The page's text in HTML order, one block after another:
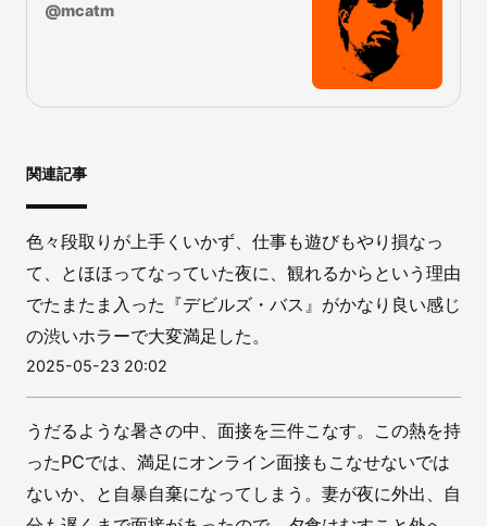
@mcatm
関連記事
色々段取りが上手くいかず、仕事も遊びもやり損なっ
て、とほほってなっていた夜に、観れるからという理由
でたまたま入った『デビルズ・バス』がかなり良い感じ
の渋いホラーで大変満足した。
2025-05-23 20:02
うだるような暑さの中、面接を三件こなす。この熱を持
ったPCでは、満足にオンライン面接もこなせないでは
ないか、と自暴自棄になってしまう。妻が夜に外出、自